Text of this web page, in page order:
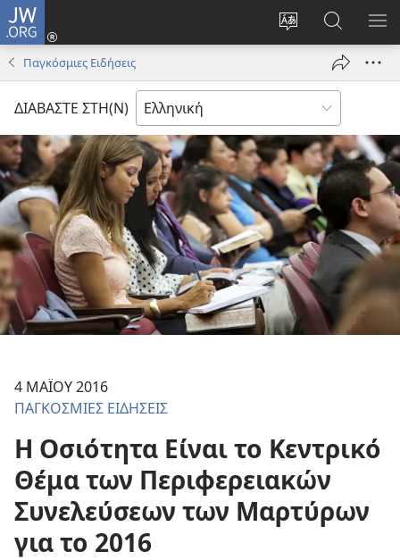
JW.ORG
Αλλαγή
γλώσσας
ιστότοπου
Σύνδεση
(ανοίγει
παράθυρο)
στο
JW.ORG
Παγκόσμιες Ειδήσεις
ΔΙΑΒΑΣΤΕ ΣΤΗ(Ν)
4 ΜΑΪΟΥ 2016
ΠΑΓΚΟΣΜΙΕΣ ΕΙΔΗΣΕΙΣ
Η Οσιότητα Είναι το Κεντρικό
Θέμα των Περιφερειακών
Συνελεύσεων των Μαρτύρων
για το 2016